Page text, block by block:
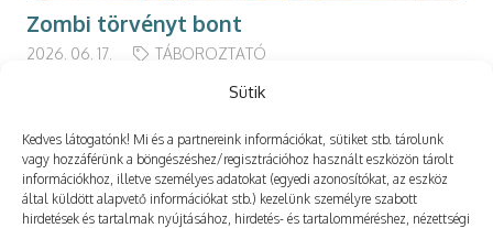
Sütik
Kedves látogatónk! Mi és a partnereink információkat, sütiket stb. tárolunk
vagy hozzáférünk a böngészéshez/regisztrációhoz használt eszközön tárolt
információkhoz, illetve személyes adatokat (egyedi azonosítókat, az eszköz
által küldött alapvető információkat stb.) kezelünk személyre szabott
hirdetések és tartalmak nyújtásához, hirdetés- és tartalomméréshez, nézettségi
Zombi törvényt bont
2026. 06. 17. TÁBOROZTATÓ
Még több